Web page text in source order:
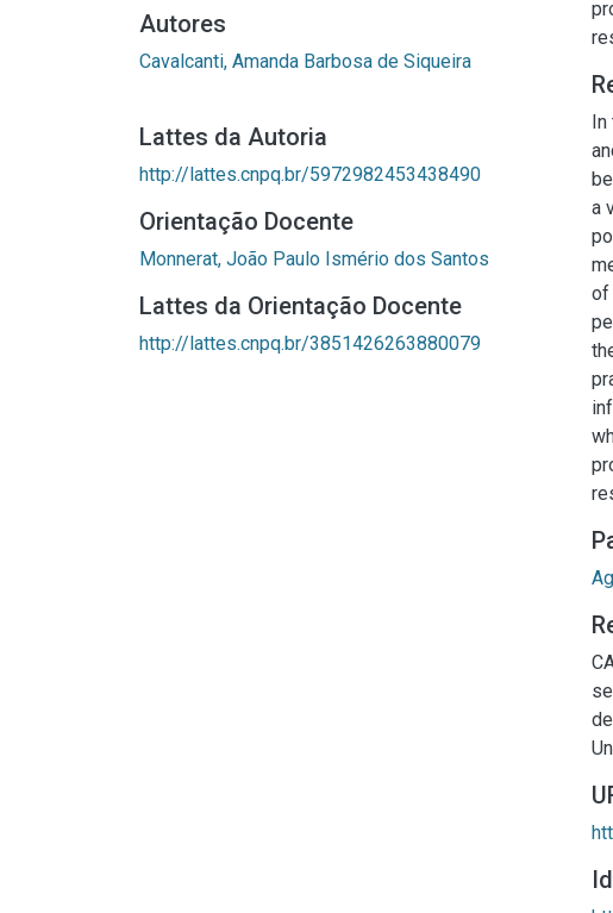
Autores
Cavalcanti, Amanda Barbosa de Siqueira
Lattes da Autoria
http://lattes.cnpq.br/5972982453438490
Orientação Docente
Monnerat, João Paulo Ismério dos Santos
Lattes da Orientação Docente
http://lattes.cnpq.br/3851426263880079
In
a
of